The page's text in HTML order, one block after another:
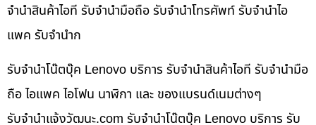
จำนำสินค้าไอที รับจำนำมือถือ รับจำนำโทรศัพท์ รับจำนำไอ
แพค รับจำนำก
รับจำนำโน๊ตบุ๊ค Lenovo บริการ รับจำนำสินค้าไอที รับจำนำมือ
ถือ ไอแพค ไอโฟน นาฬิกา และ ของแบรนด์เนมต่างๆ
รับจํานําแจ้งวัฒนะ.com รับจำนำโน๊ตบุ๊ค Lenovo บริการ รับ